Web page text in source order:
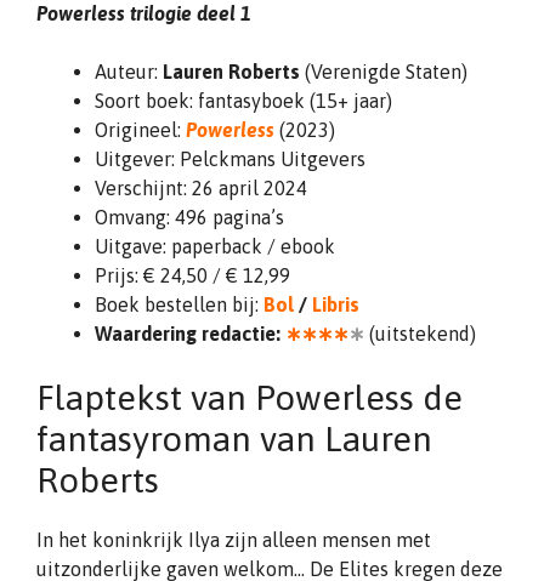
Powerless trilogie deel 1
Auteur: Lauren Roberts (Verenigde Staten)
Soort boek: fantasyboek (15+ jaar)
Origineel: Powerless (2023)
Uitgever: Pelckmans Uitgevers
Verschijnt: 26 april 2024
Omvang: 496 pagina’s
Uitgave: paperback / ebook
Prijs: € 24,50 / € 12,99
Boek bestellen bij: Bol / Libris
Waardering redactie: ∗∗∗∗∗ (uitstekend)
Flaptekst van Powerless de
fantasyroman van Lauren
Roberts
In het koninkrijk Ilya zijn alleen mensen met
uitzonderlijke gaven welkom… De Elites kregen deze